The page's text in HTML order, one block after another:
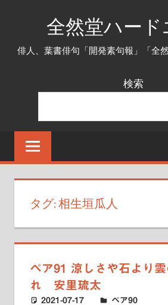
プ
全然堂ハー
俳人、葉書俳句「開発素句報」「全
検索
タグ:相生垣瓜人
ペア91 涼しさや石より雲
れ 安里琉太
2021-07-17 ハードエッジ
ペア90